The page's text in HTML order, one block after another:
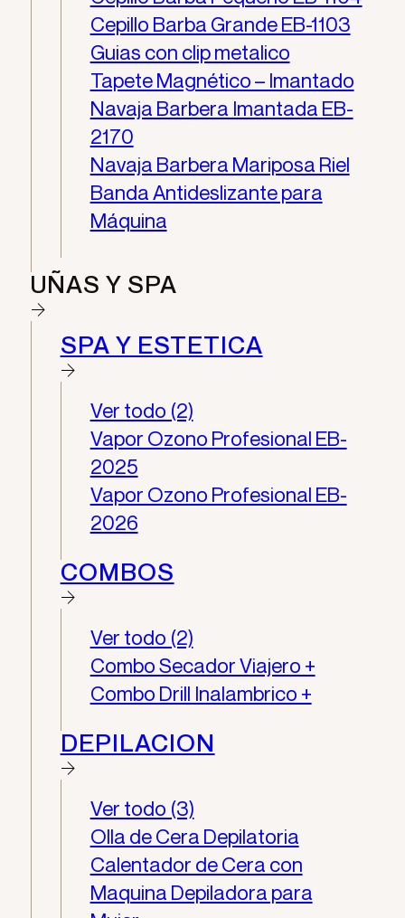
Cepillo Barba Grande EB-1103
Guias con clip metalico
Tapete Magnético – Imantado
Navaja Barbera Imantada EB-
2170
Navaja Barbera Mariposa Riel
Banda Antideslizante para
Máquina
UÑAS Y SPA
SPA Y ESTETICA
Ver todo (2)
Vapor Ozono Profesional EB-
2025
Vapor Ozono Profesional EB-
2026
COMBOS
Ver todo (2)
Combo Secador Viajero +
Combo Drill Inalambrico +
DEPILACION
Ver todo (3)
Olla de Cera Depilatoria
Calentador de Cera con
Maquina Depiladora para